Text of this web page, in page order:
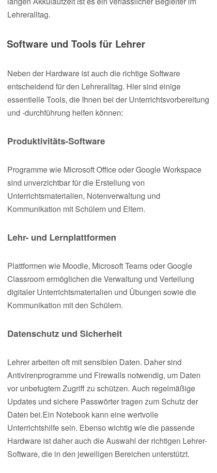
Lehreralltag.
Software und Tools für Lehrer
Neben der Hardware ist auch die richtige Software
entscheidend für den Lehreralltag. Hier sind einige
essentielle Tools, die Ihnen bei der Unterrichtsvorbereitung
und -durchführung helfen können:
Produktivitäts-Software
Programme wie Microsoft Office oder Google Workspace
sind unverzichtbar für die Erstellung von
Unterrichtsmaterialien, Notenverwaltung und
Kommunikation mit Schülern und Eltern.
Lehr- und Lernplattformen
Plattformen wie Moodle, Microsoft Teams oder Google
Classroom ermöglichen die Verwaltung und Verteilung
digitaler Unterrichtsmaterialien und Übungen sowie die
Kommunikation mit den Schülern.
Datenschutz und Sicherheit
Lehrer arbeiten oft mit sensiblen Daten. Daher sind
Antivirenprogramme und Firewalls notwendig, um Daten
vor unbefugtem Zugriff zu schützen. Auch regelmäßige
Updates und sichere Passwörter tragen zum Schutz der
Daten bei.Ein Notebook kann eine wertvolle
Unterrichtshilfe sein. Ebenso wichtig wie die passende
Hardware ist daher auch die Auswahl der richtigen Lehrer-
Software, die in den jeweiligen Bereichen unterstützt.